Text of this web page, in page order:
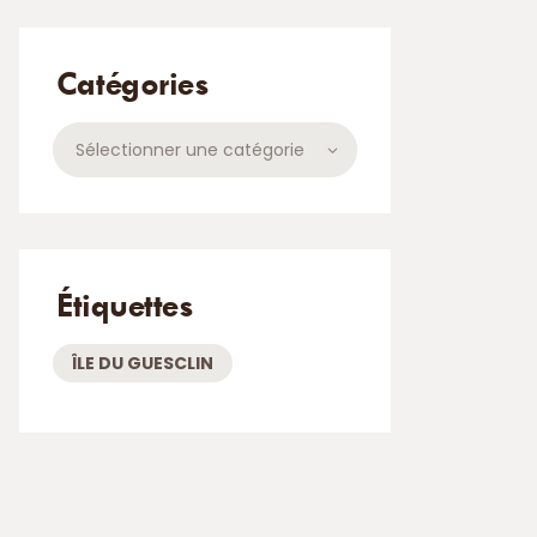
Catégories
Catégories
Étiquettes
ÎLE DU GUESCLIN